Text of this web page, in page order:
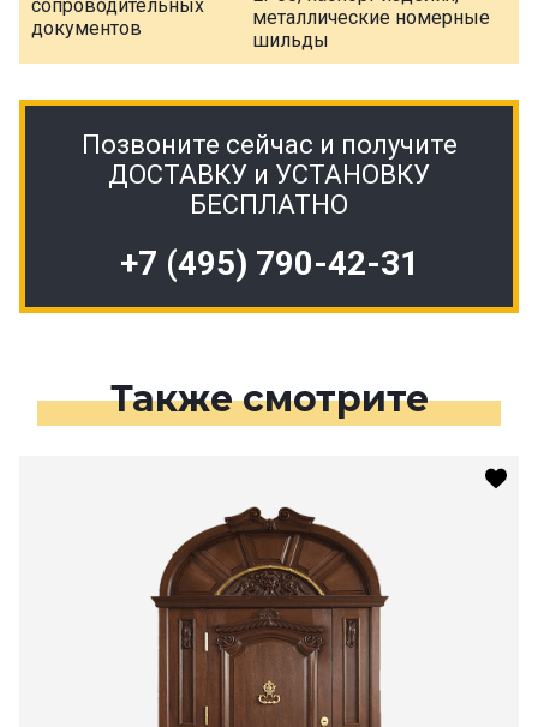
сопроводительных
документов
металлические номерные
шильды
Позвоните сейчас и получите
ДОСТАВКУ и УСТАНОВКУ
БЕСПЛАТНО
+7 (495) 790-42-31
Также смотрите